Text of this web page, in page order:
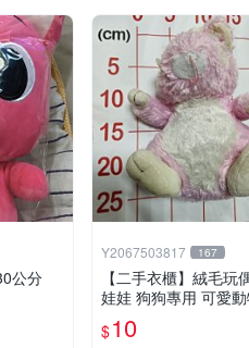
公分
Y2067503817 167
【二手衣櫃】絨毛玩
娃娃 狗狗專用 可愛
列 耐咬耐磨玩具 玩偶
熊寵物玩具 1120929
$10